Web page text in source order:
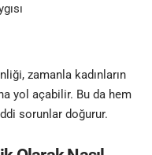
zamanla kadınların
yol açabilir. Bu da hem
sorunlar doğurur.